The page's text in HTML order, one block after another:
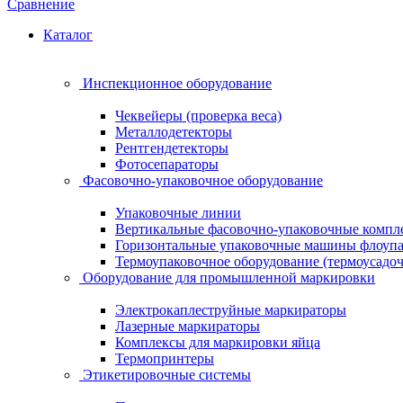
Сравнение
Каталог
Инспекционное оборудование
Чеквейеры (проверка веса)
Металлодетекторы
Рентгендетекторы
Фотосепараторы
Фасовочно-упаковочное оборудование
Упаковочные линии
Вертикальные фасовочно-упаковочные
Горизонтальные упаковочные машины
Термоупаковочное оборудование
Оборудование для промышленной маркировки
Электрокаплеструйные маркираторы
Лазерные маркираторы
Комплексы для маркировки яйца
Термопринтеры
Этикетировочные системы